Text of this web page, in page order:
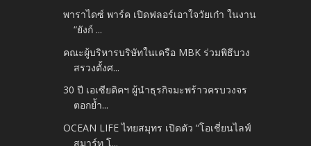
พาราไดซ์ พาร์ค เปิดฟลอร์เอาใจวัยเก๋า ในงาน
“ยังก์ ...
คณะผู้บริหารบริษัทในเครือ MBK ร่วมพิธีบวง
สรวงตั้งศ...
30 ปี เอเซียติคฯ ผู้นำธุรกิจมะพร้าวครบวงจร
ตอกย้ำ...
OCEAN LIFE ไทยสมุทร เปิดตัว “โอเชี่ยนไลฟ์
สมาร์ท โ...